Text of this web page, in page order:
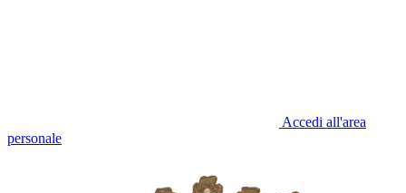
Accedi all'area
personale